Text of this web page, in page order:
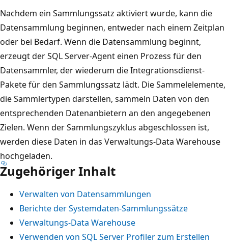
Nachdem ein Sammlungssatz aktiviert wurde, kann die
Datensammlung beginnen, entweder nach einem Zeitplan
oder bei Bedarf. Wenn die Datensammlung beginnt,
erzeugt der SQL Server-Agent einen Prozess für den
Datensammler, der wiederum die Integrationsdienst-
Pakete für den Sammlungssatz lädt. Die Sammelelemente,
die Sammlertypen darstellen, sammeln Daten von den
entsprechenden Datenanbietern an den angegebenen
Zielen. Wenn der Sammlungszyklus abgeschlossen ist,
werden diese Daten in das Verwaltungs-Data Warehouse
hochgeladen.
Zugehöriger Inhalt
Verwalten von Datensammlungen
Berichte der Systemdaten-Sammlungssätze
Verwaltungs-Data Warehouse
Verwenden von SQL Server Profiler zum Erstellen